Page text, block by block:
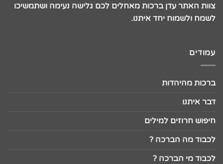
צוות האתר עדן ברכות מאחלים לכם גלישה נעימה ושתמשיכו
לשמח ולשמוח יחד איתנו.
עמודים
ברכות מהיהדות
דבר איתנו
חיפוש חרוזים למילים
לכבוד מה הברכה ?
לכבוד מי הברכה ?